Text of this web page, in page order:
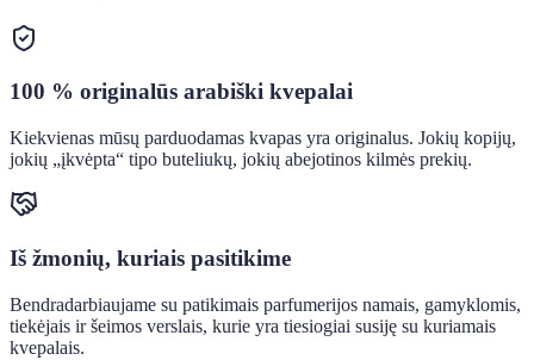
100 % originalūs arabiški kvepalai
Kiekvienas mūsų parduodamas kvapas yra originalus. Jokių kopijų,
jokių „įkvėpta“ tipo buteliukų, jokių abejotinos kilmės prekių.
Iš žmonių, kuriais pasitikime
Bendradarbiaujame su patikimais parfumerijos namais, gamyklomis,
tiekėjais ir šeimos verslais, kurie yra tiesiogiai susiję su kuriamais
kvepalais.